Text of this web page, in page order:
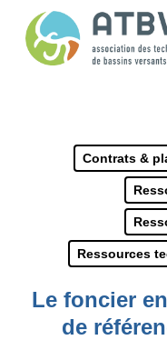
Contrats &
Ressources
Le foncier
de
Panneau de gestion